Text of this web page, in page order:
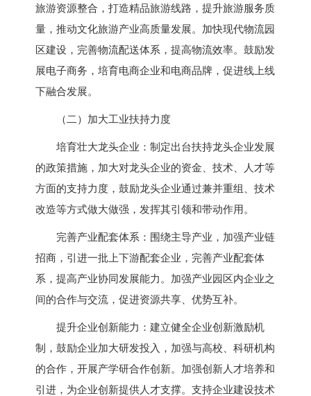
旅游资源整合，打造精品旅游线路，提升旅游服务质
量，推动文化旅游产业高质量发展。加快现代物流园
区建设，完善物流配送体系，提高物流效率。鼓励发
展电子商务，培育电商企业和电商品牌，促进线上线
下融合发展。
（二）加大工业扶持力度
培育壮大龙头企业：制定出台扶持龙头企业发展
的政策措施，加大对龙头企业的资金、技术、人才等
方面的支持力度，鼓励龙头企业通过兼并重组、技术
改造等方式做大做强，发挥其引领和带动作用。
完善产业配套体系：围绕主导产业，加强产业链
招商，引进一批上下游配套企业，完善产业配套体
系，提高产业协同发展能力。加强产业园区内企业之
间的合作与交流，促进资源共享、优势互补。
提升企业创新能力：建立健全企业创新激励机
制，鼓励企业加大研发投入，加强与高校、科研机构
的合作，开展产学研合作创新。加强创新人才培养和
引进，为企业创新提供人才支撑。支持企业建设技术